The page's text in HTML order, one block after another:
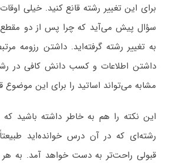
برای این تغییر رشته قانع کنید. خیلی
سؤال پیش می‌آید که چرا پس از دو
به تغییر رشته گرفته‌اید. داشتن رزومه
داشتن اطلاعات و کسب دانش کافی در
مشابه می‌تواند اساتید را برای این موضوع
این نکته را هم به خاطر داشته باشید
رشته‌ای که در آن درس خوانده‌اید
قبولی راحت‌تر به دست خواهد آمد. به